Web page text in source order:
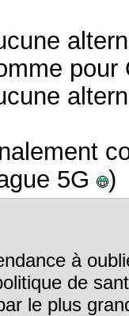
5G )
à
de
le plus